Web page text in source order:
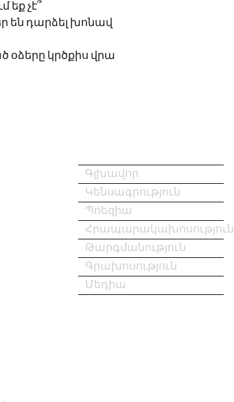
եք չէ՞
են դարձել խոնավ
օձերը կրծքիս վրա
Գլխավոր
Կենսագրություն
Պոեզիա
Հրապարակախոսություն
Թարգմանություն
Գրախոսություն
Մեդիա